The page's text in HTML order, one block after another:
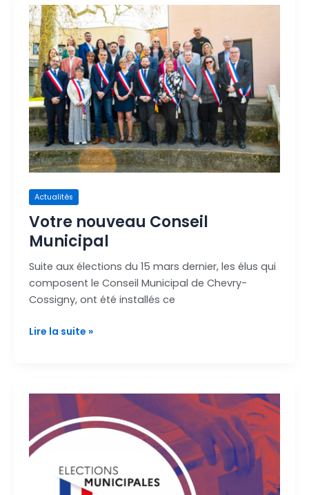
Actualités
Votre nouveau Conseil
Municipal
Suite aux élections du 15 mars dernier, les élus qui
composent le Conseil Municipal de Chevry-
Cossigny, ont été installés ce
Votre
nouveau
Conseil
Municipal
Lire la suite »
Résultats
élections
municipales